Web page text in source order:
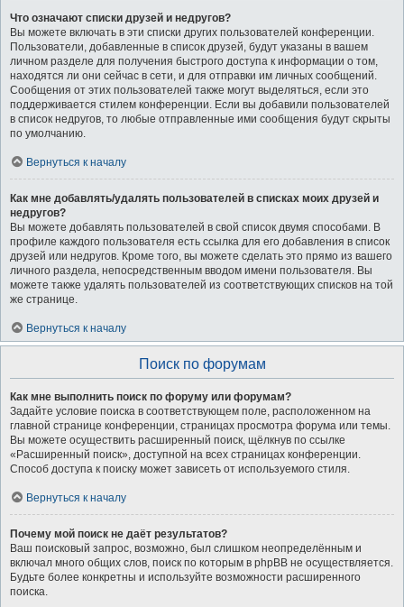
Что означают списки друзей и недругов?
Вы можете включать в эти списки других пользователей конференции.
Пользователи, добавленные в список друзей, будут указаны в вашем
личном разделе для получения быстрого доступа к информации о том,
находятся ли они сейчас в сети, и для отправки им личных сообщений.
Сообщения от этих пользователей также могут выделяться, если это
поддерживается стилем конференции. Если вы добавили пользователей
в список недругов, то любые отправленные ими сообщения будут скрыты
по умолчанию.
Вернуться к началу
Как мне добавлять/удалять пользователей в списках моих друзей и
недругов?
Вы можете добавлять пользователей в свой список двумя способами. В
профиле каждого пользователя есть ссылка для его добавления в список
друзей или недругов. Кроме того, вы можете сделать это прямо из вашего
личного раздела, непосредственным вводом имени пользователя. Вы
можете также удалять пользователей из соответствующих списков на той
же странице.
Вернуться к началу
Поиск по форумам
Как мне выполнить поиск по форуму или форумам?
Задайте условие поиска в соответствующем поле, расположенном на
главной странице конференции, страницах просмотра форума или темы.
Вы можете осуществить расширенный поиск, щёлкнув по ссылке
«Расширенный поиск», доступной на всех страницах конференции.
Способ доступа к поиску может зависеть от используемого стиля.
Вернуться к началу
Почему мой поиск не даёт результатов?
Ваш поисковый запрос, возможно, был слишком неопределённым и
включал много общих слов, поиск по которым в phpBB не осуществляется.
Будьте более конкретны и используйте возможности расширенного
поиска.